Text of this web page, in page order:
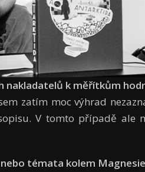
naklada­telů k měřítkům
zatím moc výhrad
V tomto případě
témata kolem